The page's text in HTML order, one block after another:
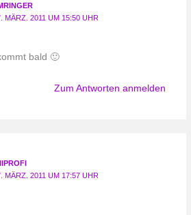
MÄRZ. 2011 UM 15:50 UHR
bald 🙂
Zum Antworten anmelden
MÄRZ. 2011 UM 17:57 UHR